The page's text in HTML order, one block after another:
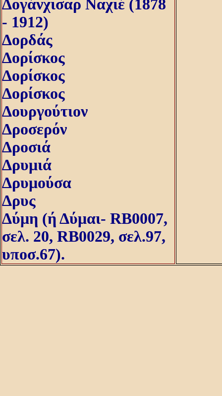
Δογάνχισαρ Ναχιέ (1878
- 1912)
Δορδάς
Δορίσκος
Δορίσκος
Δορίσκος
Δουργούτιον
Δροσερόν
Δροσιά
Δρυμιά
Δρυμούσα
Δρυς
Δύμη (ή Δύμαι- RB0007,
σελ. 20, RB0029, σελ.97,
υποσ.67).